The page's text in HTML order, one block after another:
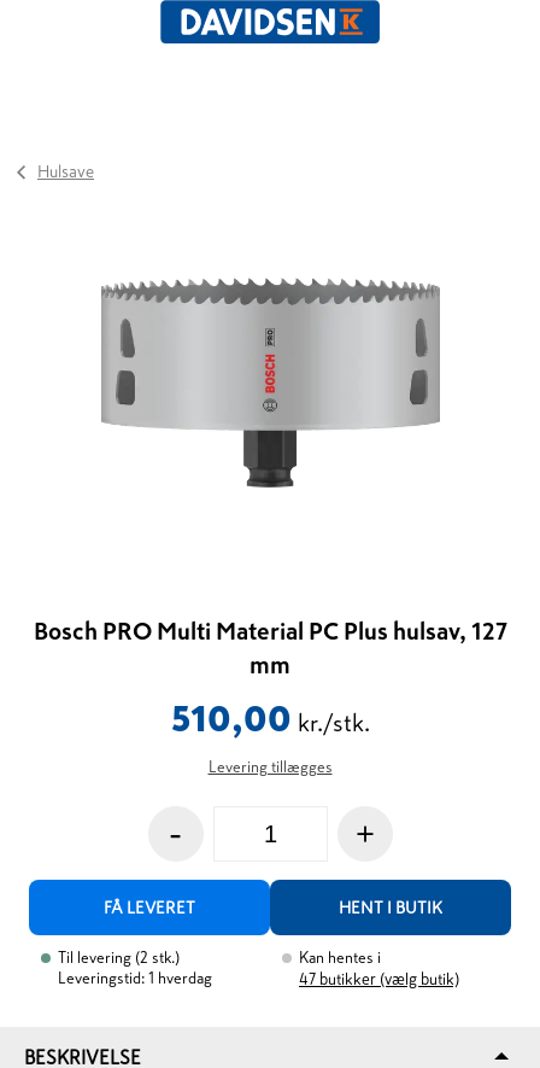
Hulsave
Bosch PRO Multi Material PC Plus hulsav, 127
mm
510,00 kr./stk.
Levering tillægges
- +
FÅ LEVERET HENT I BUTIK
Til levering (2 stk.)
Leveringstid: 1 hverdag
Kan hentes i
47 butikker (vælg butik)
BESKRIVELSE